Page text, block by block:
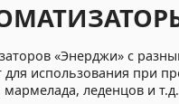
«Энерджи» с
использования при
леденцов и т.д.